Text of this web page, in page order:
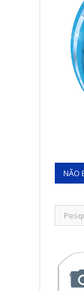
NÃO